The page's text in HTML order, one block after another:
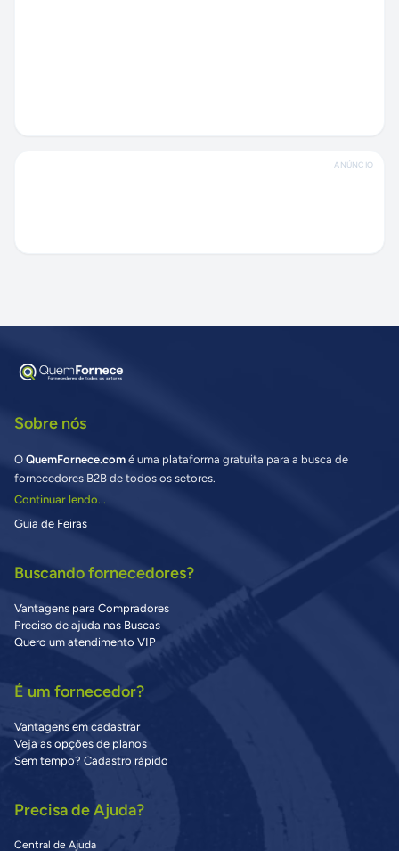
ANÚNCIO
Sobre nós
O QuemFornece.com é uma plataforma gratuita para a busca de
fornecedores B2B de todos os setores.
Continuar lendo...
Guia de Feiras
Buscando fornecedores?
Vantagens para Compradores
Preciso de ajuda nas Buscas
Quero um atendimento VIP
É um fornecedor?
Vantagens em cadastrar
Veja as opções de planos
Sem tempo? Cadastro rápido
Precisa de Ajuda?
Central de Ajuda